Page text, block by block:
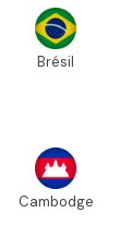
Brésil
Cambodge